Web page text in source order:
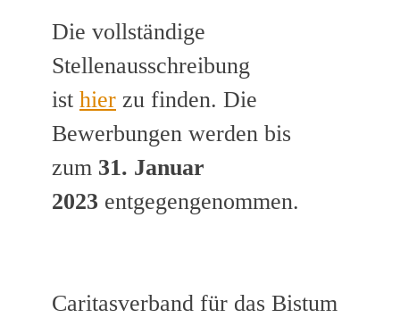
Die vollständige
Stellenausschreibung
ist hier zu finden. Die
Bewerbungen werden bis
zum 31. Januar
2023 entgegengenommen.
Caritasverband für das Bistum